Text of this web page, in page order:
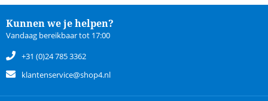
Kunnen we je helpen?
Vandaag bereikbaar tot 17:00
+31 (0)24 785 3362
klantenservice@shop4.nl